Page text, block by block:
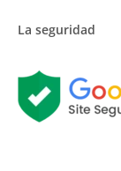
La seguridad